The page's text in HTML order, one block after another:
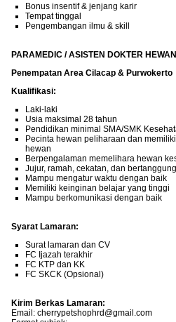
Bonus insentif & jenjang karir
Tempat tinggal
Pengembangan ilmu & skill
PARAMEDIC / ASISTEN DOKTER HEWAN
Penempatan Area Cilacap & Purwokerto
Kualifikasi:
Laki-laki
Usia maksimal 28 tahun
Pendidikan minimal SMA/SMK
Pecinta hewan peliharaan dan
hewan
Berpengalaman memelihara hewan
Jujur, ramah, cekatan, dan
Mampu mengatur waktu dengan baik
Memiliki keinginan belajar yang tinggi
Mampu berkomunikasi dengan baik
Syarat Lamaran:
Surat lamaran dan CV
FC Ijazah terakhir
FC KTP dan KK
FC SKCK (Opsional)
Kirim Berkas Lamaran:
Email: cherrypetshophrd@gmail.com